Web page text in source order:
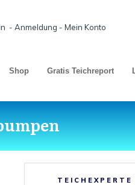
- Anmeldung - Mein Konto
Shop Gratis Teichreport
TEICHEXPERTE